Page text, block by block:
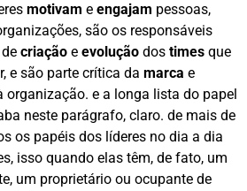
motivam e engajam pessoas,
são os responsáveis
de criação e evolução dos times que
e são parte crítica da marca e
organização. e a longa lista do papel
neste parágrafo, claro. de mais de
os papéis dos líderes no dia a dia
isso quando elas têm, de fato, um
um proprietário ou ocupante de